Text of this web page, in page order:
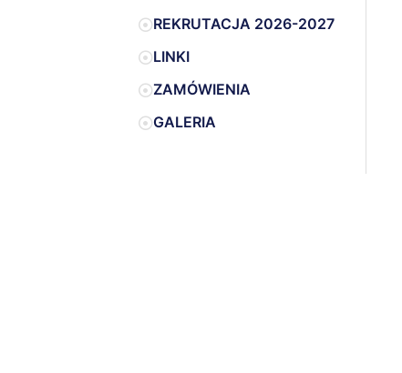
REKRUTACJA 2026-2027
LINKI
ZAMÓWIENIA
GALERIA